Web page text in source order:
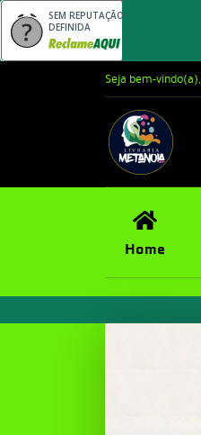
SEM REPUTAÇÃO
DEFINIDA
Seja bem-vindo(a),
Home